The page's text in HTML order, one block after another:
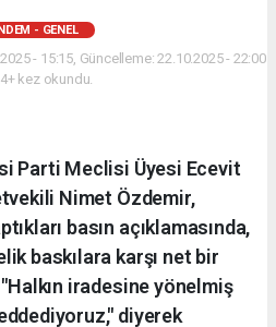
- GENEL
- 15:15, Güncelleme: 22.10.2025 - 22:00
kez okundu.
Parti Meclisi Üyesi Ecevit
Nimet Özdemir,
basın açıklamasında,
baskılara karşı net bir
iradesine yönelmiş
diyerek